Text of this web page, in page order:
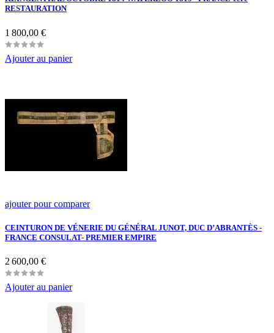
RESTAURATION
Prix
1 800,00 €
Ajouter au panier
ajouter pour comparer
CEINTURON DE VÉNERIE DU GÉNÉRAL JUNOT, DUC D’ABRANTÈS -
FRANCE CONSULAT- PREMIER EMPIRE
Prix
2 600,00 €
Ajouter au panier